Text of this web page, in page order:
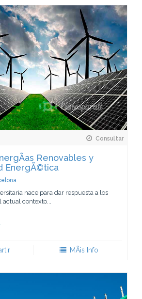
Consultar
Renovables y
EnergÃ©tica
nace para dar respuesta a los
actual contexto...
MÃ¡s Info